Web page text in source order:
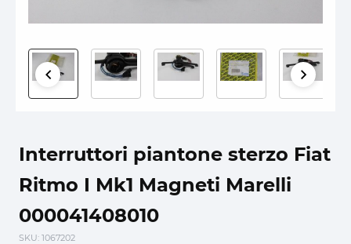
Interruttori piantone sterzo Fiat
Ritmo I Mk1 Magneti Marelli
000041408010
SKU: 1067202